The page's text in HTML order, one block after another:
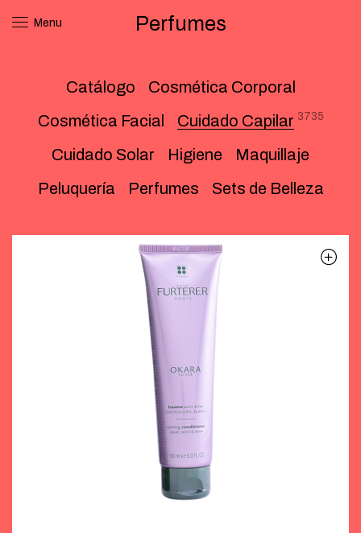
Menu Perfumes
Catálogo
Cosmética Corporal
Cosmética Facial
Cuidado Capilar 3735
Cuidado Solar Higiene
Maquillaje
Peluquería
Perfumes Sets de Belleza